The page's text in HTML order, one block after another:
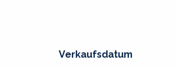
Verkaufsdatum